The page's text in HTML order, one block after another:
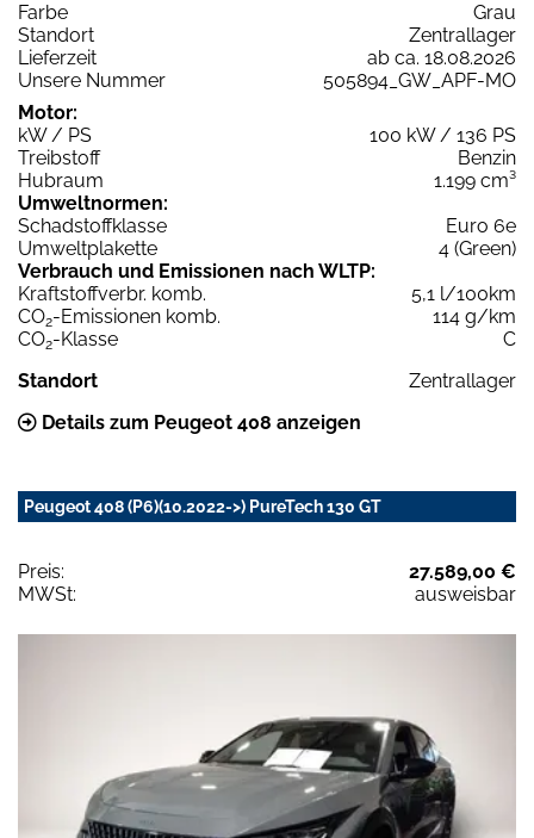
Farbe
Grau
Standort
Zentrallager
Lieferzeit
ab ca. 18.08.2026
Unsere Nummer
505894_GW_APF-MO
Motor:
kW / PS
100 kW / 136 PS
Treibstoff
Benzin
Hubraum
1.199 cm³
Umweltnormen:
Schadstoffklasse
Euro 6e
Umweltplakette
4 (Green)
Verbrauch und Emissionen nach WLTP:
Kraftstoffverbr. komb.
5,1 l/100km
CO2-Emissionen komb.
114 g/km
CO2-Klasse
C
Standort
Zentrallager
Details zum Peugeot 408 anzeigen
Peugeot 408 (P6)(10.2022->) PureTech 130 GT
Preis:
27.589,00 €
MWSt:
ausweisbar